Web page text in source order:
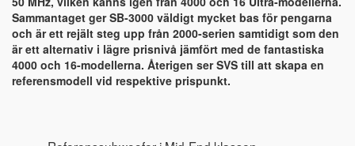
Sammantaget ger SB-3000 väldigt mycket bas för pengarna
och är ett rejält steg upp från 2000-serien samtidigt som den
är ett alternativ i lägre prisnivå jämfört med de fantastiska
4000 och 16-modellerna. Återigen ser SVS till att skapa en
referensmodell vid respektive prispunkt.